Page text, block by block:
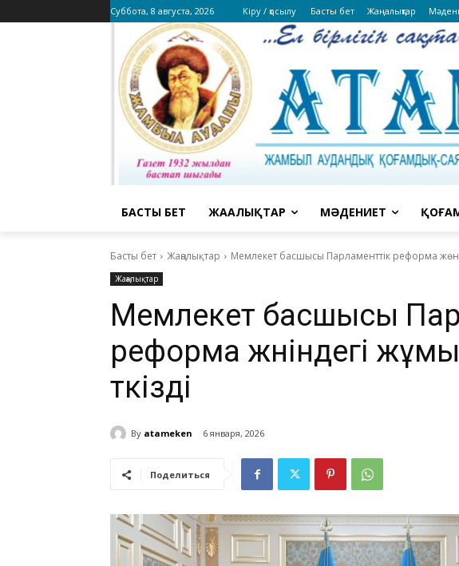
Суббота, 8 августа, 2026 Кіру / қосылу Басты бет Жаңалықтар
БАСТЫ БЕТ ЖАҢАЛЫҚТАР МӘДЕНИЕТ
Басты бет Жаңалықтар Мемлекет басшысы Парламенттік реформа
Жаңалықтар
Мемлекет басшысы
реформа жөніндегі
өткізді
By atameken 6 января, 2026
Поделиться